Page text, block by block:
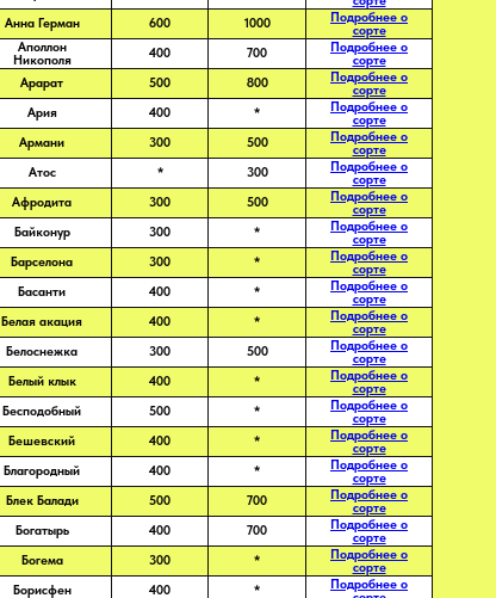
Анна Герман 600 1000
Подробнее о
сорте
Аполлон
Никополя
400 700
Подробнее о
сорте
Арарат 500 800
Подробнее о
сорте
Ария 400 *
Подробнее о
сорте
Армани 300 500
Подробнее о
сорте
Атос * 300
Подробнее о
сорте
Афродита 300 500
Подробнее о
сорте
Байконур 300 *
Подробнее о
сорте
Барселона 300 *
Подробнее о
сорте
Басанти 400 *
Подробнее о
сорте
Белая акация 400 *
Подробнее о
сорте
Белоснежка 300 500
Подробнее о
сорте
Белый клык 400 *
Подробнее о
сорте
Бесподобный 500 *
Подробнее о
сорте
Бешевский 400 *
Подробнее о
сорте
Благородный 400 *
Подробнее о
сорте
Блек Балади 500 700
Подробнее о
сорте
Богатырь 400 700
Подробнее о
сорте
Богема 300 *
Подробнее о
сорте
Борисфен 400 *
Подробнее о